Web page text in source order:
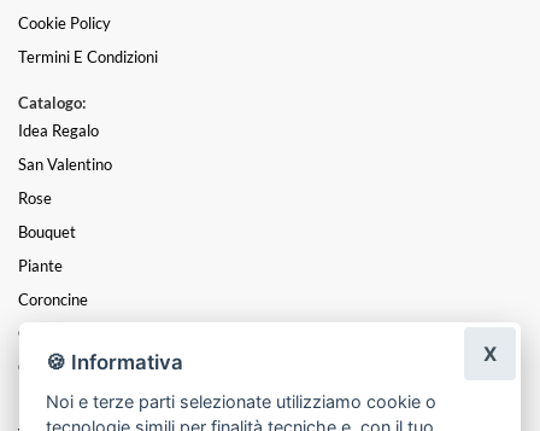
Cookie Policy
Termini E Condizioni
Catalogo:
Idea Regalo
San Valentino
Rose
Bouquet
Piante
Coroncine
Cesti
Cuori
Funebre
🍪 Informativa
Noi e terze parti selezionate utilizziamo cookie o
tecnologie simili per finalità tecniche e, con il tuo
X